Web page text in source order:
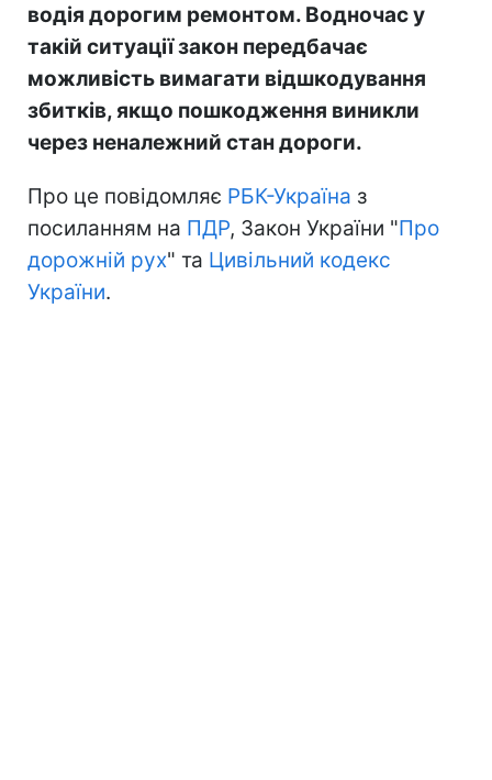
водія дорогим ремонтом. Водночас у
такій ситуації закон передбачає
можливість вимагати відшкодування
збитків, якщо пошкодження виникли
через неналежний стан дороги.
Про це повідомляє РБК-Україна з
посиланням на ПДР, Закон України "Про
дорожній рух" та Цивільний кодекс
України.